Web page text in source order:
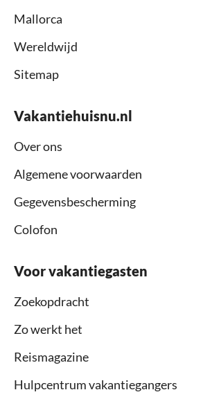
Mallorca
Wereldwijd
Sitemap
Vakantiehuisnu.nl
Over ons
Algemene voorwaarden
Gegevensbescherming
Colofon
Voor vakantiegasten
Zoekopdracht
Zo werkt het
Reismagazine
Hulpcentrum vakantiegangers